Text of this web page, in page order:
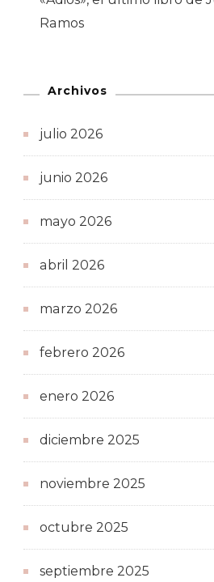
Ramos
Archivos
julio 2026
junio 2026
mayo 2026
abril 2026
marzo 2026
febrero 2026
enero 2026
diciembre 2025
noviembre 2025
octubre 2025
septiembre 2025